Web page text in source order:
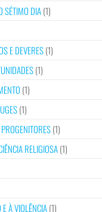
SÉTIMO DIA(1)
E DEVERES(1)
(1)
(1)
(1)
(1)
RELIGIOSA(1)
À VIOLÊNCIA(1)